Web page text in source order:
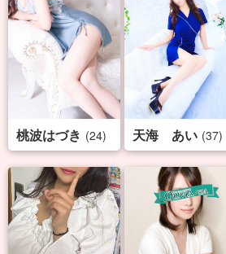
桃波はづき (24) 天海 あい (37)